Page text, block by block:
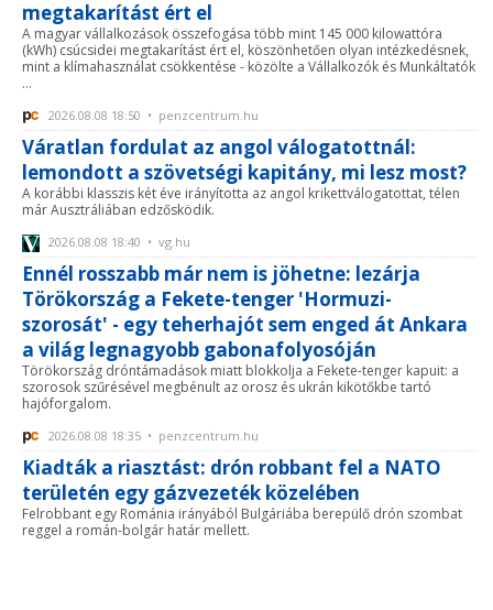
megtakarítást ért el
A magyar vállalkozások összefogása több mint 145 000 kilowattóra
(kWh) csúcsidei megtakarítást ért el, köszönhetően olyan intézkedésnek,
mint a klímahasználat csökkentése - közölte a Vállalkozók és Munkáltatók
...
2026.08.08 18:50 • penzcentrum.hu
Váratlan fordulat az angol válogatottnál:
lemondott a szövetségi kapitány, mi lesz most?
A korábbi klasszis két éve irányította az angol krikettválogatottat, télen
már Ausztráliában edzősködik.
2026.08.08 18:40 • vg.hu
Ennél rosszabb már nem is jöhetne: lezárja
Törökország a Fekete-tenger 'Hormuzi-
szorosát' - egy teherhajót sem enged át Ankara
a világ legnagyobb gabonafolyosóján
Törökország dróntámadások miatt blokkolja a Fekete-tenger kapuit: a
szorosok szűrésével megbénult az orosz és ukrán kikötőkbe tartó
hajóforgalom.
2026.08.08 18:35 • penzcentrum.hu
Kiadták a riasztást: drón robbant fel a NATO
területén egy gázvezeték közelében
Felrobbant egy Románia irányából Bulgáriába berepülő drón szombat
reggel a román-bolgár határ mellett.